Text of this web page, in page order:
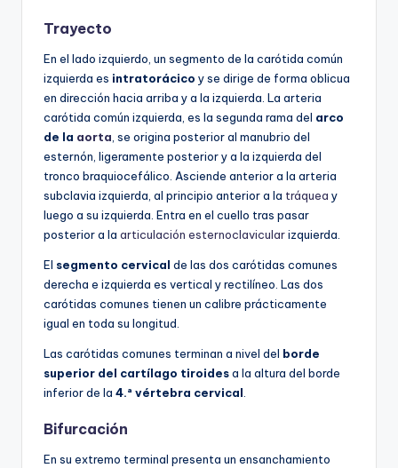
Trayecto
En el lado izquierdo, un segmento de la carótida común
izquierda es intratorácico y se dirige de forma oblicua
en dirección hacia arriba y a la izquierda. La arteria
carótida común izquierda, es la segunda rama del arco
de la aorta , se origina posterior al manubrio del
esternón, ligeramente posterior y a la izquierda del
tronco braquiocefálico. Asciende anterior a la arteria
subclavia izquierda, al principio anterior a la tráquea y
luego a su izquierda. Entra en el cuello tras pasar
posterior a la articulación esternoclavicularizquierda.
El segmento cervical de las dos carótidas comunes
derecha e izquierda es vertical y rectilíneo. Las dos
carótidas comunes tienen un calibre prácticamente
igual en toda su longitud.
Las carótidas comunes terminan a nivel del borde
superior del cartílago tiroidesa la altura del borde
inferior de la 4.ª vértebra cervical
Bifurcación
En su extremo terminal presenta un ensanchamiento